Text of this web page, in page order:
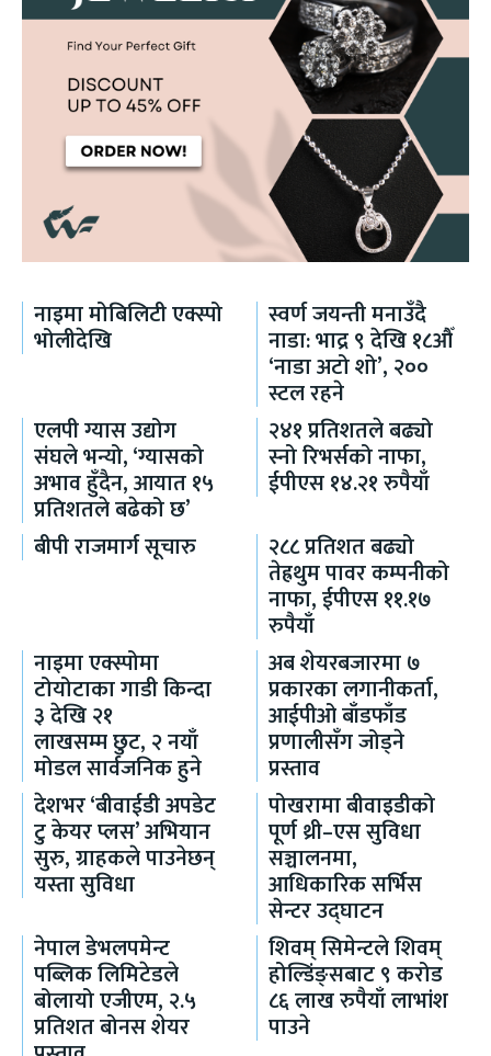
नाइमा मोबिलिटी एक्स्पो
भोलीदेखि
स्वर्ण जयन्ती मनाउँदै
नाडा: भाद्र ९ देखि १८औँ
‘नाडा अटो शो’, २००
स्टल रहने
एलपी ग्यास उद्योग
संघले भन्यो, ‘ग्यासको
अभाव हुँदैन, आयात १५
प्रतिशतले बढेको छ’
२४१ प्रतिशतले बढ्यो
स्नो रिभर्सको नाफा,
ईपीएस १४.२१ रुपैयाँ
बीपी राजमार्ग सूचारु
२८८ प्रतिशत बढ्यो
तेह्रथुम पावर कम्पनीको
नाफा, ईपीएस ११.१७
रुपैयाँ
नाइमा एक्स्पोमा
टोयोटाका गाडी किन्दा
३ देखि २१
लाखसम्म छुट, २ नयाँ
मोडल सार्वजनिक हुने
अब शेयरबजारमा ७
प्रकारका लगानीकर्ता,
आईपीओ बाँडफाँड
प्रणालीसँग जोड्ने
प्रस्ताव
देशभर ‘बीवाईडी अपडेट
टु केयर प्लस’ अभियान
सुरु, ग्राहकले पाउनेछन्
यस्ता सुविधा
पोखरामा बीवाइडीको
पूर्ण थ्री–एस सुविधा
सञ्चालनमा,
आधिकारिक सर्भिस
सेन्टर उद्घाटन
नेपाल डेभलपमेन्ट
पब्लिक लिमिटेडले
बोलायो एजीएम, २.५
प्रतिशत बोनस शेयर
शिवम् सिमेन्टले शिवम्
होल्डिंङ्सबाट ९ करोड
८६ लाख रुपैयाँ लाभांश
पाउने